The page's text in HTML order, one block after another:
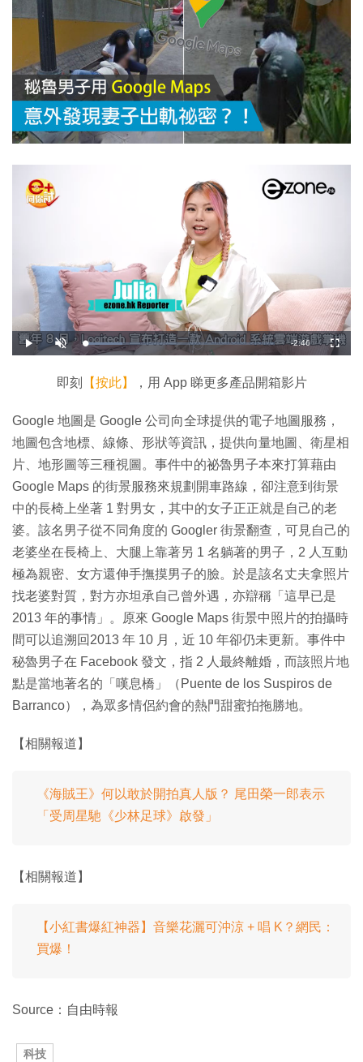
播
放
開
啟
載
入
:
1
2
%
剩
時
間
-2:46
全
螢
即刻 【按此】 ，用 App 睇更多產品開箱影片
Google 地圖是 Google 公司向全球提供的電子地圖服務，
地圖包含地標、線條、形狀等資訊，提供向量地圖、衛星相
片、地形圖等三種視圖。事件中的祕魯男子本來打算藉由
Google Maps 的街景服務來規劃開車路線，卻注意到街景
中的長椅上坐著 1 對男女，其中的女子正正就是自己的老
婆。該名男子從不同角度的 Googler 街景翻查，可見自己的
老婆坐在長椅上、大腿上靠著另 1 名躺著的男子，2 人互動
極為親密、女方還伸手撫摸男子的臉。於是該名丈夫拿照片
找老婆對質，對方亦坦承自己曾外遇，亦辯稱「這早已是
2013 年的事情」。原來 Google Maps 街景中照片的拍攝時
間可以追溯回2013 年 10 月，近 10 年卻仍未更新。事件中
秘魯男子在 Facebook 發文，指 2 人最終離婚，而該照片地
點是當地著名的「嘆息橋」（Puente de los Suspiros de
Barranco），為眾多情侶約會的熱門甜蜜拍拖勝地。
【相關報道】
《海賊王》何以敢於開拍真人版？ 尾田榮一郎表示
「受周星馳《少林足球》啟發」
【相關報道】
【小紅書爆紅神器】音樂花灑可沖涼 + 唱 K？網民：
買爆！
Source：自由時報
科技